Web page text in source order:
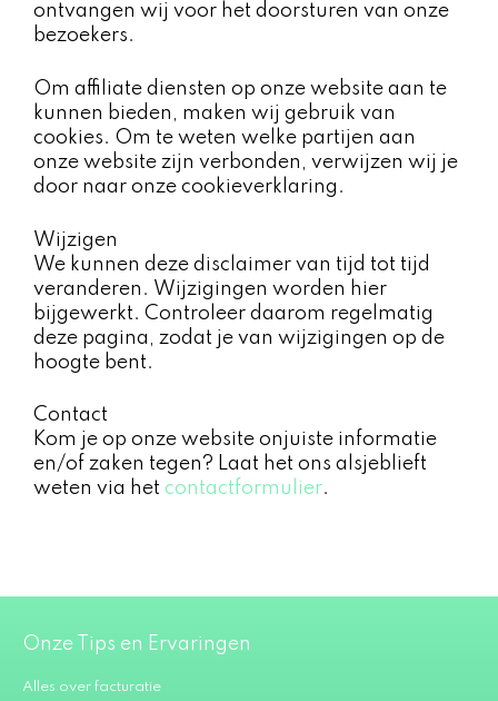
ontvangen wij voor het doorsturen van onze
bezoekers.
Om affiliate diensten op onze website aan te
kunnen bieden, maken wij gebruik van
cookies. Om te weten welke partijen aan
onze website zijn verbonden, verwijzen wij je
door naar onze cookieverklaring.
Wijzigen ​
We kunnen deze disclaimer van tijd tot tijd
veranderen. Wijzigingen worden hier
bijgewerkt. Controleer daarom regelmatig
deze pagina, zodat je van wijzigingen op de
hoogte bent.
Contact​
Kom je op onze website onjuiste informatie
en/of zaken tegen? Laat het ons alsjeblieft
weten via het contactformulier.
Onze Tips en Ervaringen
Alles over facturatie